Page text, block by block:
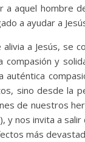
a aquel hombre
a ayudar a
a Jesús, se
compasión y
auténtica
sino desde la
de nuestros
y nos invita a
más